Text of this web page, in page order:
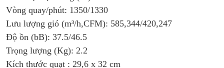
Vòng quay/phút: 1350/1330
Lưu lượng gió (m³/h,CFM): 585,344/420,247
Độ ồn (bB): 37.5/46.5
Trọng lượng (Kg): 2.2
Kích thước quạt : 29,6 x 32 cm